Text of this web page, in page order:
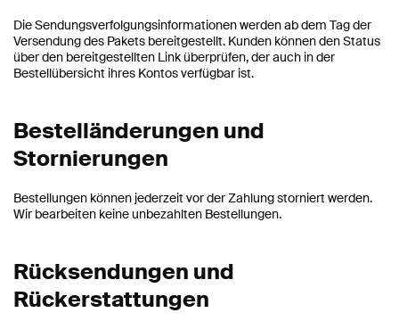
Die Sendungsverfolgungsinformationen werden ab dem Tag der
Versendung des Pakets bereitgestellt. Kunden können den Status
über den bereitgestellten Link überprüfen, der auch in der
Bestellübersicht ihres Kontos verfügbar ist.
Bestelländerungen und
Stornierungen
Bestellungen können jederzeit vor der Zahlung storniert werden.
Wir bearbeiten keine unbezahlten Bestellungen.
Rücksendungen und
Rückerstattungen